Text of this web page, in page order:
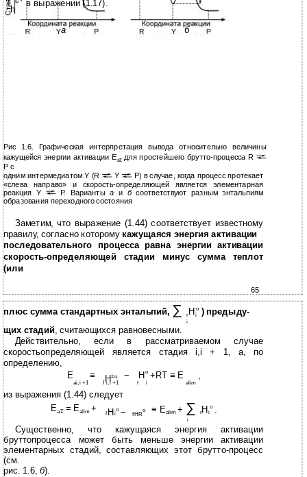
h
Б в выражении (1.17).
a б
Рис 1.6. Графическая интерпретация вывода относительно величины
кажущейся энергии активации EaΣдля простейшего брутто-процесса R
P с
одним интермедиатом Y (R
Y P) в случае, когда процесс протекает
«слева направо» и скорость-определяющей является элементарная
реакция Y
P. Вариантыа и бсоответствуют разным энтальпиям
образования переходного состояния
Заметим, что выражение (1.44) соответствует известному
правилу, согласно которомукажущаяся энергия активации
последовательного процесса равна энергии активации
скорость-определяющей стадии минус сумма теплот
(или
65
плюс сумма стандартных энтальпий, ∑r H i
o ) предыду-
i
щих стадий, считающихся равновесными.
Действительно, если в рассматриваемом случае
скоростьопределяющей является стадия i,i + 1, а, по
определению,
E
ai,i +1
≡ H≠o − Ho +RT ≡ E
alim
f i,i +1 f i
из выражения (1.44) следует
≡ Ealim + ∑ rHi
o
EaΣ = Ealim +
f H i
o − fH R
o
i
Существенно, что кажущаяся энергия активации
бруттопроцесса может быть меньше энергии активации
элементарных стадий, составляющих этот брутто-процесс
(см.
рис. 1.6, б).